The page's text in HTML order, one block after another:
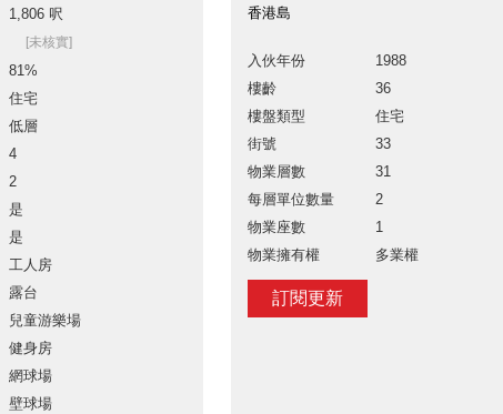
1,806 呎
[未核實]
81%
住宅
低層
4
2
是
是
工人房
露台
兒童游樂場
健身房
網球場
壁球場
香港島
入伙年份
1988
樓齡
36
樓盤類型
住宅
街號
33
物業層數
31
每層單位數量
2
物業座數
1
物業擁有權
多業權
訂閱更新